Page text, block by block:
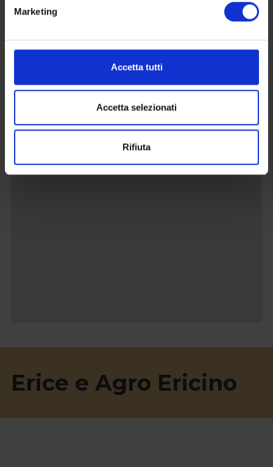
Marketing
Accetta tutti
Accetta selezionati
Rifiuta
Erice e Agro Ericino